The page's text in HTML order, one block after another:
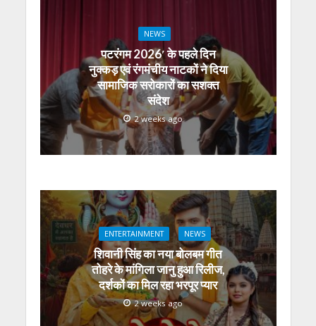
NEWS
पटरंगम 2026′ के पहले दिन
नुक्कड़ एवं रंगमंचीय नाटकों ने दिया
सामाजिक सरोकारों का सशक्त
संदेश
2 weeks ago
ENTERTAINMENT NEWS
शिवानी सिंह का नया बोलबम गीत
तोहरे के मांगिला जानु हुआ रिलीज,
दर्शकों का मिल रहा भरपूर प्यार
2 weeks ago